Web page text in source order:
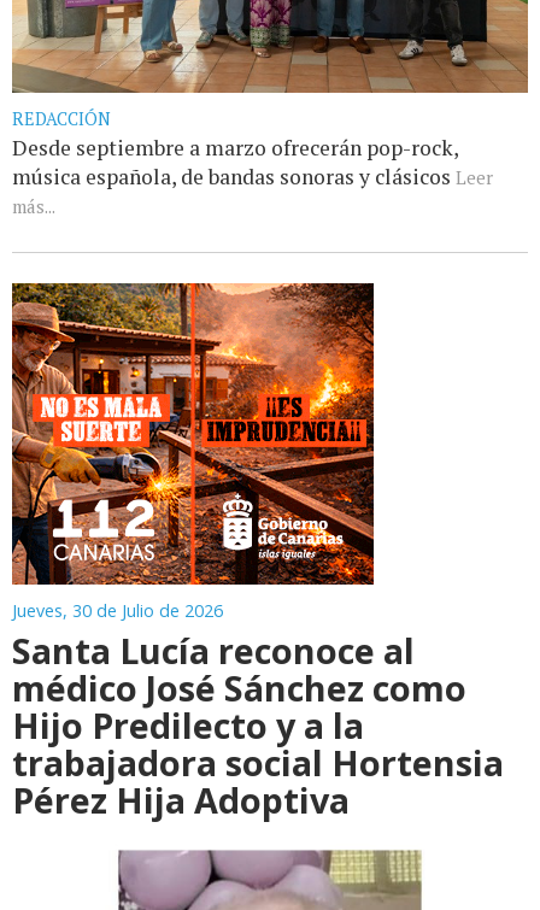
REDACCIÓN
Desde septiembre a marzo ofrecerán pop-rock,
música española, de bandas sonoras y clásicos Leer
más...
Jueves, 30 de Julio de 2026
Santa Lucía reconoce al
médico José Sánchez como
Hijo Predilecto y a la
trabajadora social Hortensia
Pérez Hija Adoptiva